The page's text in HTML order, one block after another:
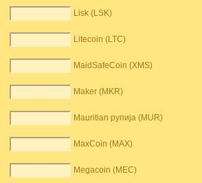
Lisk (LSK)
Litecoin (LTC)
MaidSafeCoin (XMS)
Maker (MKR)
Mauritian рупија (MUR)
MaxCoin (MAX)
Megacoin (MEC)